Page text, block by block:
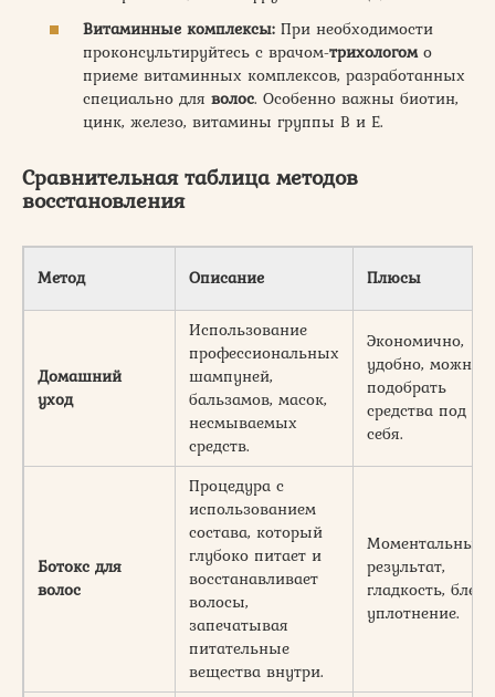
Витаминные комплексы: При необходимости
проконсультируйтесь с врачом-трихологомо
приеме витаминных комплексов, разработанных
специально для волос. Особенно важны биотин,
цинк, железо, витамины группы В и Е.
Сравнительная таблица методов
восстановления
Метод Описание Плюсы
Домашний
уход
Использование
профессиональных
шампуней,
бальзамов, масок,
несмываемых
средств.
Экономично,
удобно, можно
подобрать
средства под
себя.
Ботокс для
волос
Процедура с
использованием
состава, который
глубоко питает и
восстанавливает
волосы,
запечатывая
питательные
вещества внутри.
Моментальный
результат,
гладкость, блеск,
уплотнение.